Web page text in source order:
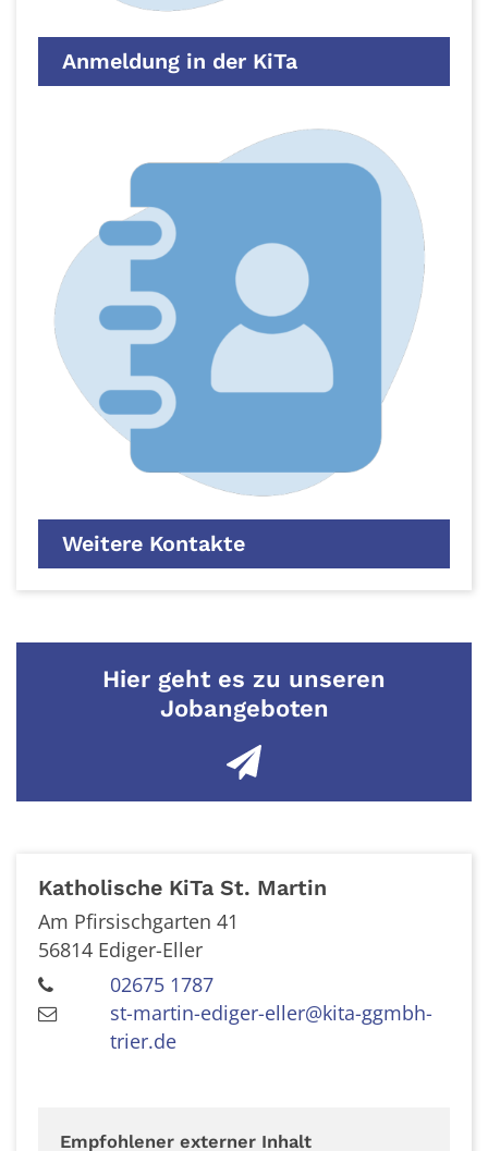
Anmeldung in der KiTa
Weitere Kontakte
Hier geht es zu unseren
Jobangeboten
Katholische KiTa St. Martin
Am Pfirsischgarten 41
56814 Ediger-Eller
02675 1787
st-martin-ediger-eller@kita-ggmbh-
trier.de
Empfohlener externer Inhalt